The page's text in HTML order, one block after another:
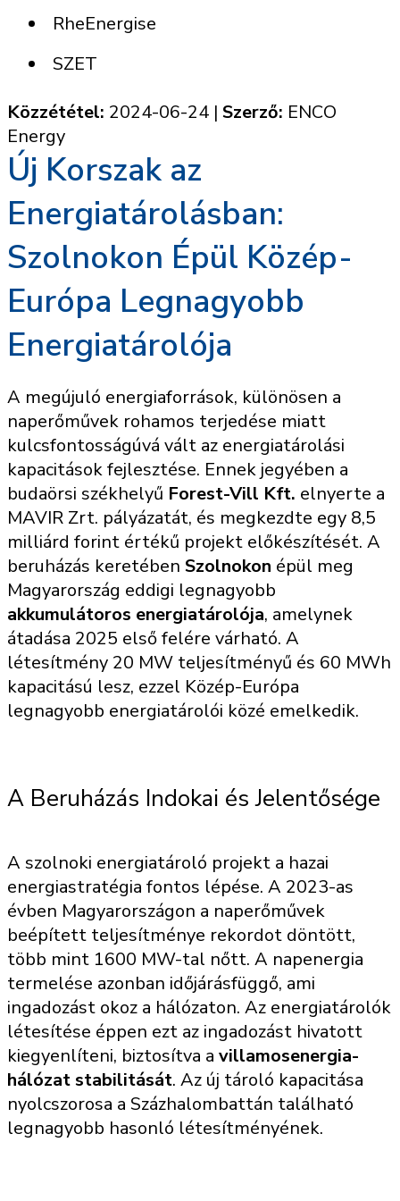
RheEnergise
SZET
Közzététel: 2024-06-24 | Szerző: ENCO
Energy
Új Korszak az
Energiatárolásban:
Szolnokon Épül Közép-
Európa Legnagyobb
Energiatárolója
A megújuló energiaforrások, különösen a
naperőművek rohamos terjedése miatt
kulcsfontosságúvá vált az energiatárolási
kapacitások fejlesztése. Ennek jegyében a
budaörsi székhelyű Forest-Vill Kft. elnyerte a
MAVIR Zrt. pályázatát, és megkezdte egy 8,5
milliárd forint értékű projekt előkészítését. A
beruházás keretében Szolnokon épül meg
Magyarország eddigi legnagyobb
akkumulátoros energiatárolója, amelynek
átadása 2025 első felére várható. A
létesítmény 20 MW teljesítményű és 60 MWh
kapacitású lesz, ezzel Közép-Európa
legnagyobb energiatárolói közé emelkedik.
A Beruházás Indokai és Jelentősége
A szolnoki energiatároló projekt a hazai
energiastratégia fontos lépése. A 2023-as
évben Magyarországon a naperőművek
beépített teljesítménye rekordot döntött,
több mint 1600 MW-tal nőtt. A napenergia
termelése azonban időjárásfüggő, ami
ingadozást okoz a hálózaton. Az energiatárolók
létesítése éppen ezt az ingadozást hivatott
kiegyenlíteni, biztosítva a villamosenergia-
hálózat stabilitását. Az új tároló kapacitása
nyolcszorosa a Százhalombattán található
legnagyobb hasonló létesítményének.